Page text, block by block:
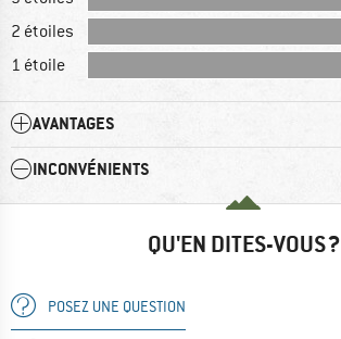
2 étoiles
1 étoile
AVANTAGES
INCONVÉNIENTS
QU'EN DITES-VOUS ?
POSEZ UNE QUESTION